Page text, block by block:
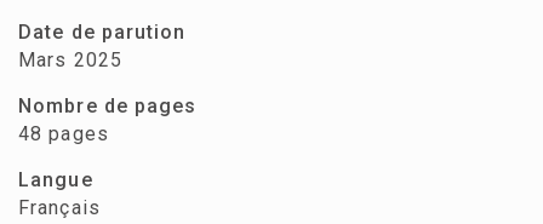
Date de parution
Mars 2025
Nombre de pages
48 pages
Langue
Français